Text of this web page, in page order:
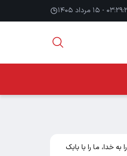
- ۱۵ مرداد ۱۴۰۵
به خدا، ما را با بابک